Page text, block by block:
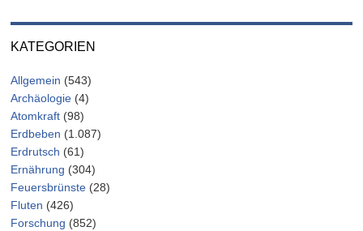
KATEGORIEN
Allgemein (543)
Archäologie (4)
Atomkraft (98)
Erdbeben (1.087)
Erdrutsch (61)
Ernährung (304)
Feuersbrünste (28)
Fluten (426)
Forschung (852)